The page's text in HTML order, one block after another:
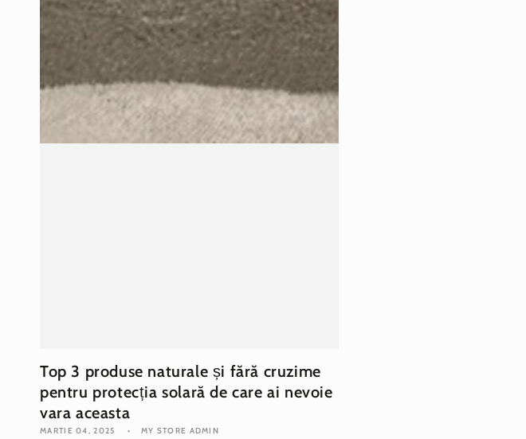
Top 3 produse naturale și fără cruzime
pentru protecția solară de care ai nevoie
vara aceasta
MARTIE 04, 2025 MY STORE ADMIN